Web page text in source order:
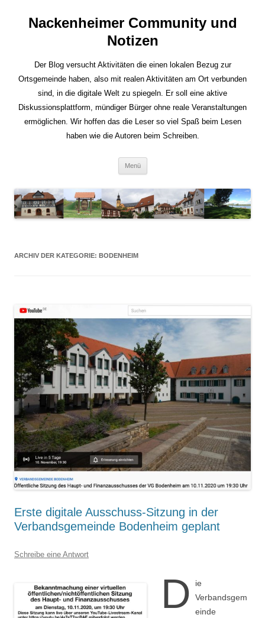
Nackenheimer Community und
Notizen
Der Blog versucht Aktivitäten die einen lokalen Bezug zur
Ortsgemeinde haben, also mit realen Aktivitäten am Ort verbunden
sind, in die digitale Welt zu spiegeln. Er soll eine aktive
Diskussionsplattform, mündiger Bürger ohne reale Veranstaltungen
ermöglichen. Wir hoffen das die Leser so viel Spaß beim Lesen
haben wie die Autoren beim Schreiben.
Menü
ARCHIV DER KATEGORIE: BODENHEIM
Erste digitale Ausschuss-Sitzung in der
Verbandsgemeinde Bodenheim geplant
Schreibe eine Antwort
D
ie
Verbandsgem
einde